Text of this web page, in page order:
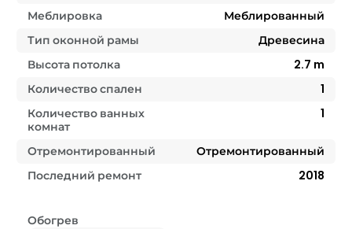
Меблировка
Меблированный
Тип оконной рамы
Древесина
Высота потолка
2.7 m
Количество спален
1
Количество ванных
комнат
1
Отремонтированный
Отремонтированный
Последний ремонт
2018
Обогрев